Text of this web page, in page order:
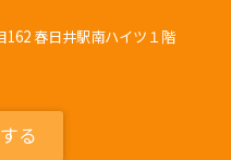
162 春日井駅南ハイツ１階
る